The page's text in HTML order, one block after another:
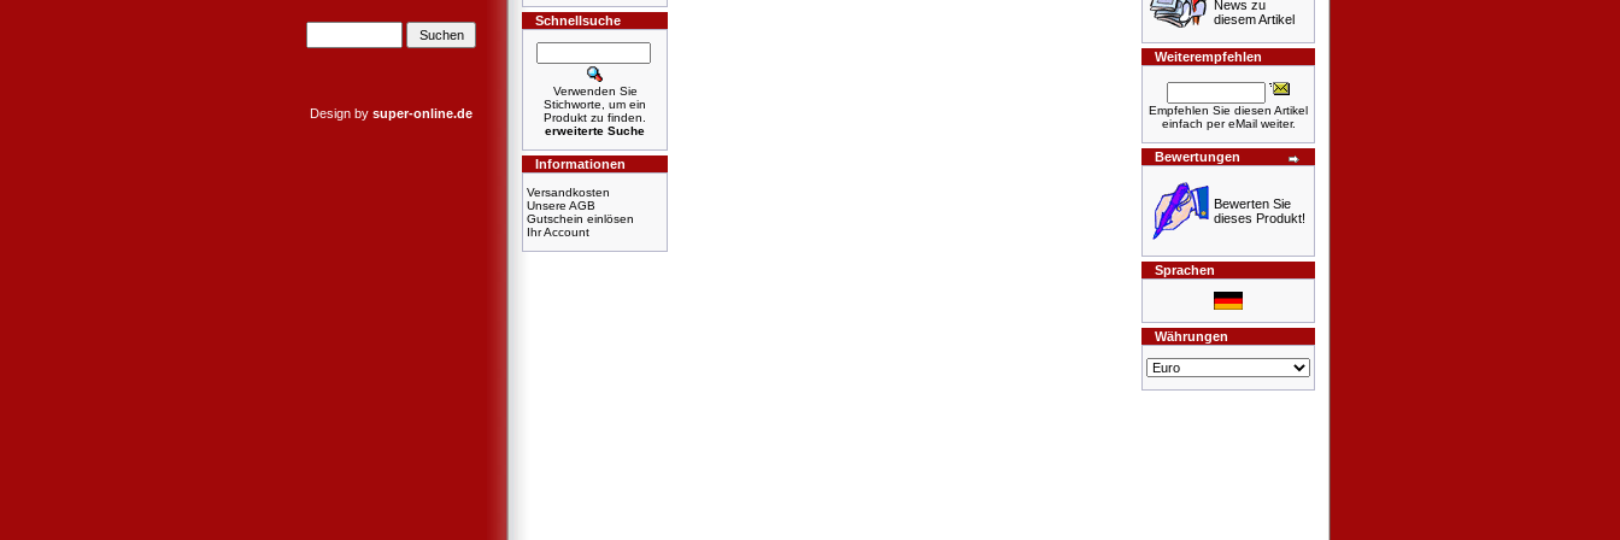
Design by super-online.de
Schnellsuche
Verwenden Sie
Stichworte, um ein
Produkt zu finden.
erweiterte Suche
Informationen
Versandkosten
Unsere AGB
Gutschein einlösen
Ihr Account
News zu
diesem Artikel
Weiterempfehlen
Empfehlen Sie diesen Artikel
einfach per eMail weiter.
Bewertungen
Bewerten Sie
dieses Produkt!
Sprachen
Währungen